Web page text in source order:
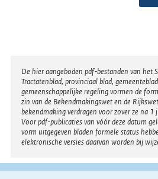
Disclaimer
De hier aangeboden pdf-bestanden van het
Tractatenblad, provinciaal blad,
gemeenschappelijke regeling vormen de
zin van de Bekendmakingswet en de
bekendmaking verdragen voor zover ze na
Voor pdf-publicaties van vóór deze datum
vorm uitgegeven bladen formele status
elektronische versies daarvan worden bij